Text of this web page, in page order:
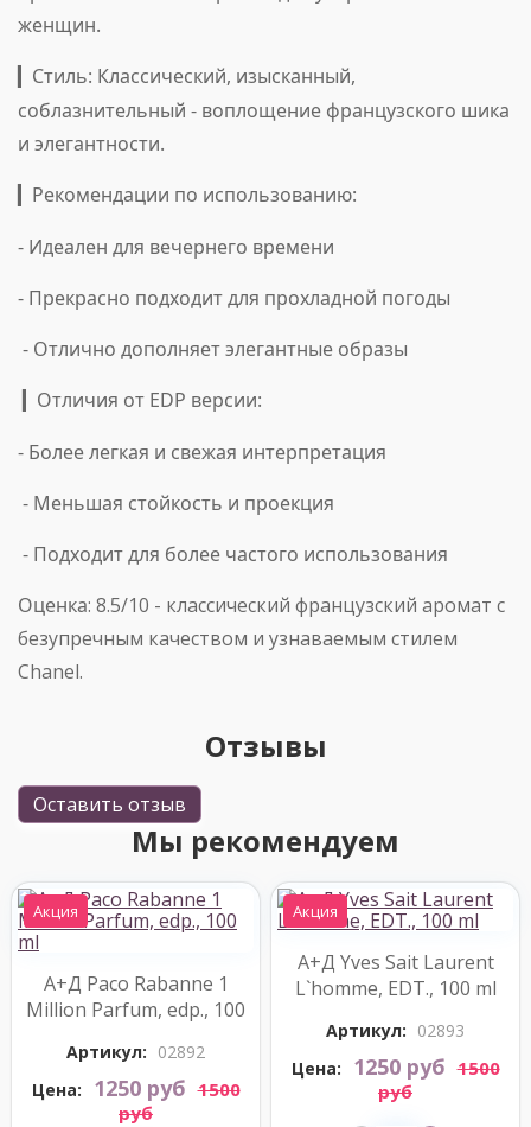
женщин.
Стиль: Классический, изысканный,
соблазнительный - воплощение французского шика
и элегантности.
Рекомендации по использованию:
- Идеален для вечернего времени
- Прекрасно подходит для прохладной погоды
- Отлично дополняет элегантные образы
Отличия от EDP версии:
- Более легкая и свежая интерпретация
- Меньшая стойкость и проекция
- Подходит для более частого использования
Оценка: 8.5/10 - классический французский аромат с
безупречным качеством и узнаваемым стилем
Chanel.
Отзывы
Оставить отзыв
Мы рекомендуем
Акция
А+Д Paco Rabanne 1
Million Parfum, edp., 100
Артикул: 02892
Цена:
1250 руб 1500
руб
Акция
А+Д Yves Sait Laurent
L`homme, EDT., 100 ml
Артикул: 02893
Цена:
1250 руб 1500
руб